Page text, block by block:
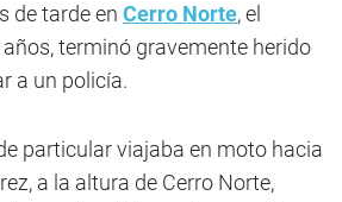
de tarde en Cerro Norte, el
años, terminó gravemente herido
a un policía.
particular viajaba en moto hacia
a la altura de Cerro Norte,